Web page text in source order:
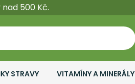
500 Kč.
STRAVY VITAMÍNY A MINERÁLY